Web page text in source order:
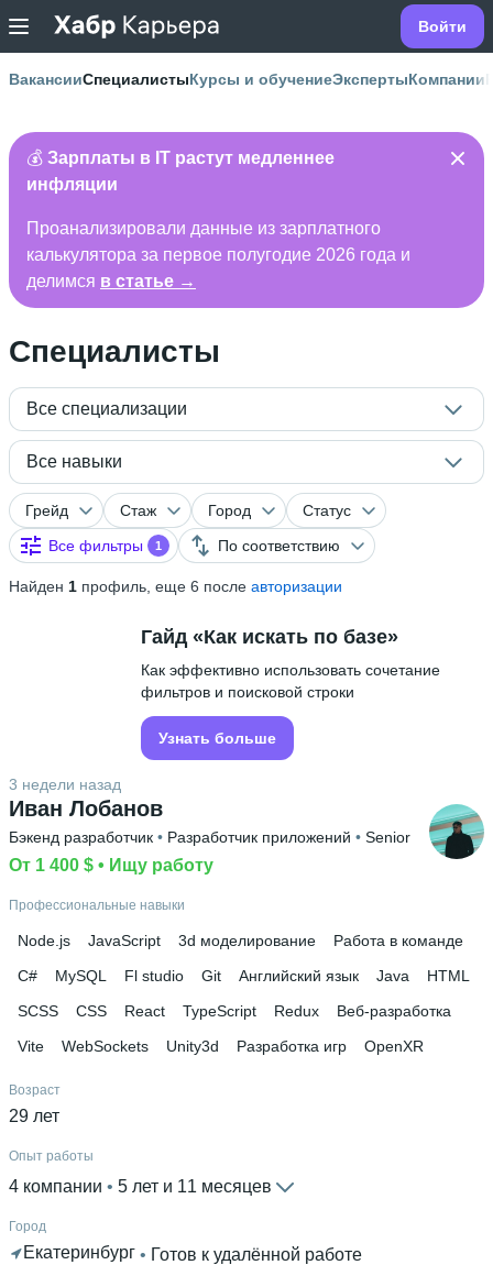
Войти
ВакансииСпециалистыКурсы и обучениеЭкспертыКомпании
💰 Зарплаты в IT растут медленнее
инфляции
Проанализировали данные из зарплатного
калькулятора за первое полугодие 2026 года и
делимся в статье →
Специалисты
Все специализации
Все навыки
Грейд Стаж Город
Статус
Все фильтры
1 По соответствию
Найден 1 профиль, еще 6 после авторизации
Гайд «Как искать по базе»
Как эффективно использовать сочетание
фильтров и поисковой строки
Узнать больше
Иван Лобанов
3 недели назад
Бэкенд разработчик • Разработчик приложений • Senior
От 1 400 $ • Ищу работу
Профессиональные навыки
Node.js JavaScript 3d моделирование
Работа в команде
C#
MySQL Fl studio Git Английский язык Java
HTML
SCSS
CSS React TypeScript Redux
Веб-разработка
Vite
WebSockets Unity3d Разработка игр OpenXR
Возраст
29 лет
Опыт работы
4 компании 5 лет и 11 месяцев
Город
Екатеринбург • Готов к удалённой работе